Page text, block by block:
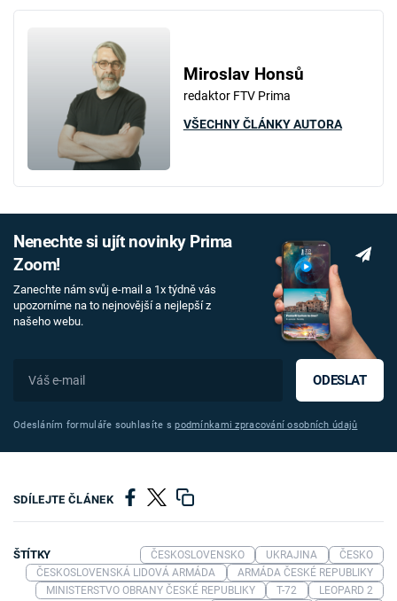
Miroslav Honsů
redaktor FTV Prima
VŠECHNY ČLÁNKY AUTORA
Nenechte si ujít novinky Prima
Zoom!
Zanechte nám svůj e-mail a 1x týdně vás
upozorníme na to nejnovější a nejlepší z
našeho webu.
ODESLAT
Odesláním formuláře souhlasíte spodmínkami zpracování osobních údajů
SDÍLEJTE ČLÁNEK
ŠTÍTKY ČESKOSLOVENSKO UKRAJINA
ČESKO
ČESKOSLOVENSKÁ LIDOVÁ ARMÁDA
ARMÁDA ČESKÉ REPUBLIKY
MINISTERSTVO OBRANY ČESKÉ REPUBLIKY
T-72 LEOPARD 2